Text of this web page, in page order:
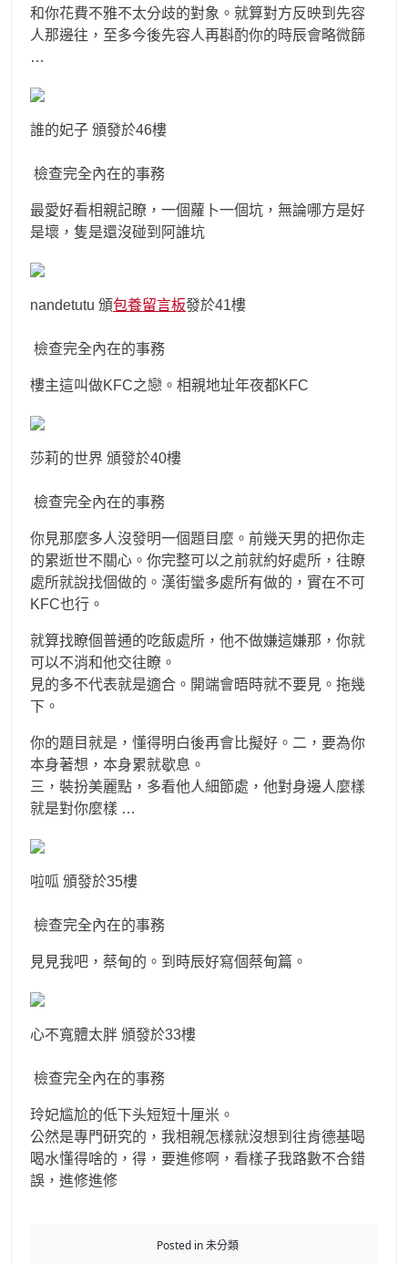
和你花費不雅不太分歧的對象。就算對方反映到先容
人那邊往，至多今後先容人再斟酌你的時辰會略微篩
…
誰的妃子 頒發於46樓
檢查完全內在的事務
最愛好看相親記瞭，一個蘿卜一個坑，無論哪方是好
是壞，隻是還沒碰到阿誰坑
nandetutu 頒包養留言板發於41樓
檢查完全內在的事務
樓主這叫做KFC之戀。相親地址年夜都KFC
莎莉的世界 頒發於40樓
檢查完全內在的事務
你見那麼多人沒發明一個題目麼。前幾天男的把你走
的累逝世不關心。你完整可以之前就約好處所，往瞭
處所就說找個做的。漢街蠻多處所有做的，實在不可
KFC也行。
就算找瞭個普通的吃飯處所，他不做嫌這嫌那，你就
可以不消和他交往瞭。
見的多不代表就是適合。開端會晤時就不要見。拖幾
下。
你的題目就是，懂得明白後再會比擬好。二，要為你
本身著想，本身累就歇息。
三，裝扮美麗點，多看他人細節處，他對身邊人麼樣
就是對你麼樣 …
啦呱 頒發於35樓
檢查完全內在的事務
見見我吧，蔡甸的。到時辰好寫個蔡甸篇。
心不寬體太胖 頒發於33樓
檢查完全內在的事務
玲妃尴尬的低下头短短十厘米。
公然是專門研究的，我相親怎樣就沒想到往肯德基喝
喝水懂得啥的，得，要進修啊，看樣子我路數不合錯
誤，進修進修
Posted in 未分類